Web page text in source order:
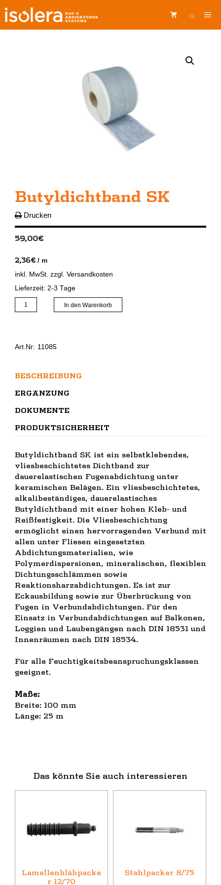
Inhalt
Butyldichtband SK
Drucken
59,00€
2,36€ / m
inkl. MwSt. zzgl. Versandkosten
Lieferzeit: 2-3 Tage
Butyldichtband
SK
In den Warenkorb
Art.Nr: 11085
BESCHREIBUNG
ERGÄNZUNG
DOKUMENTE
PRODUKTSICHERHEIT
Butyldichtband SK ist ein selbstklebendes,
vliesbeschichtetes Dichtband zur
dauerelastischen Fugenabdichtung unter
keramischen Belägen. Ein vliesbeschichtetes,
alkalibeständiges, dauerelastisches
Butyldichtband mit einer hohen Kleb- und
Reißfestigkeit. Die Vliesbeschichtung
ermöglicht einen hervorragenden Verbund mit
allen unter Fliesen eingesetzten
Abdichtungsmaterialien, wie
Polymerdispersionen, mineralischen, flexiblen
Dichtungsschlämmen sowie
Reaktionsharzabdichtungen. Es ist zur
Eckausbildung sowie zur Überbrückung von
Fugen in Verbundabdichtungen. Für den
Einsatz in Verbundabdichtungen auf Balkonen,
Loggien und Laubengängen nach DIN 18531 und
Innenräumen nach DIN 18534.
Für alle Feuchtigkeitsbeanspruchungsklassen
geeignet.
Maße:
Breite: 100 mm
Länge: 25 m
Das könnte Sie auch interessieren
Lamellenblähpacke
r 12/70
Stahlpacker 8/75